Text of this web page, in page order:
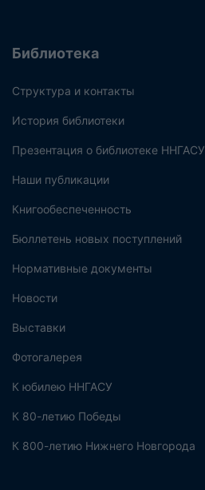
Библиотека
Структура и контакты
История библиотеки
Презентация о библиотеке ННГАСУ
Наши публикации
Книгообеспеченность
Бюллетень новых поступлений
Нормативные документы
Новости
Выставки
Фотогалерея
К юбилею ННГАСУ
К 80-летию Победы
К 800-летию Нижнего Новгорода